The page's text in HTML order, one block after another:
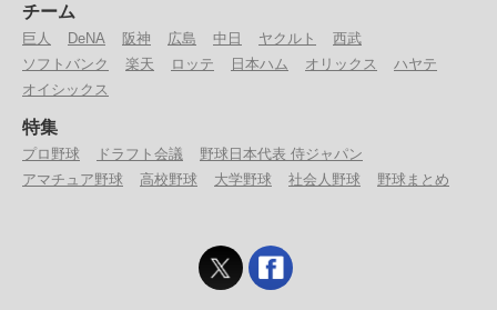
チーム
巨人 DeNA 阪神 広島 中日 ヤクルト
西武
ソフトバンク
楽天 ロッテ 日本ハム オリックス
ハヤテ
オイシックス
特集
プロ野球 ドラフト会議
野球日本代表 侍ジャパン
アマチュア野球
高校野球 大学野球 社会人野球 野球まとめ